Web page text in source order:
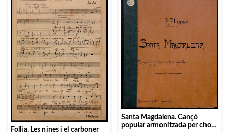
Follia. Les nines i el carboner
Santa Magdalena. Cançó
popular armonitzada per chor